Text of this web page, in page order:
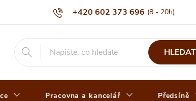
+420 602 373 696
HLEDAT
Pracovna a kancelář Předsíně